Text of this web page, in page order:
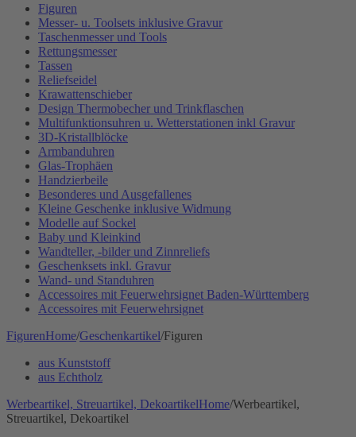
Figuren
Messer- u. Toolsets inklusive Gravur
Taschenmesser und Tools
Rettungsmesser
Tassen
Reliefseidel
Krawattenschieber
Design Thermobecher und Trinkflaschen
Multifunktionsuhren u. Wetterstationen inkl Gravur
3D-Kristallblöcke
Armbanduhren
Glas-Trophäen
Handzierbeile
Besonderes und Ausgefallenes
Kleine Geschenke inklusive Widmung
Modelle auf Sockel
Baby und Kleinkind
Wandteller, -bilder und Zinnreliefs
Geschenksets inkl. Gravur
Wand- und Standuhren
Accessoires mit Feuerwehrsignet Baden-Württemberg
Accessoires mit Feuerwehrsignet
FigurenHome/Geschenkartikel/Figuren
aus Kunststoff
aus Echtholz
Werbeartikel, Streuartikel, DekoartikelHome/Werbeartikel,
Streuartikel, Dekoartikel